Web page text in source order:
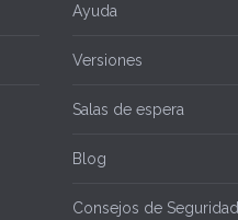
Ayuda
Versiones
Salas de espera
Blog
Consejos de Seguridad